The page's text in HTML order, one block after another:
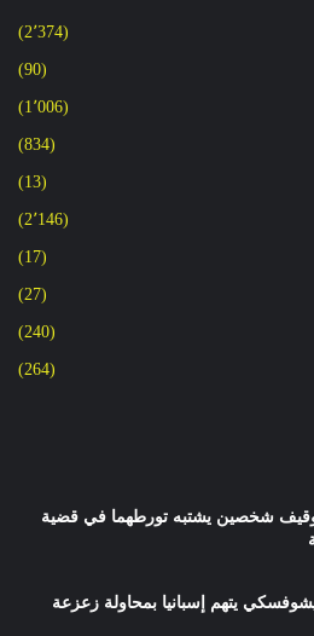
(2٬374)
(90)
(1٬006)
(834)
(13)
(2٬146)
(17)
(27)
(240)
(264)
شخصين يشتبه تورطهما في قضية
يتهم إسبانيا بمحاولة زعزعة